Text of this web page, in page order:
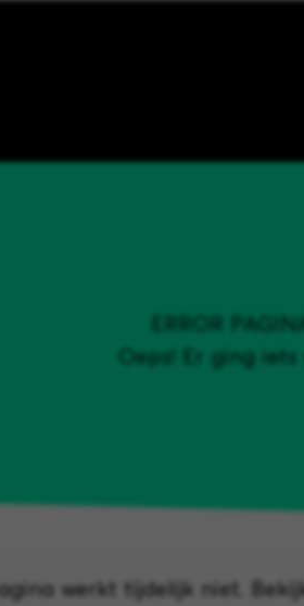
ERROR
Oeps! Er ging iets
werkt tijdelijk niet.